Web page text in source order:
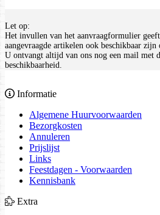
Let op:
Het invullen van het aanvraagformulier
aangevraagde artikelen ook beschikbaar
U ontvangt altijd van ons nog een mail met
beschikbaarheid.
Informatie
Algemene Huurvoorwaarden
Bezorgkosten
Annuleren
Prijslijst
Links
Feestdagen - Voorwaarden
Kennisbank
Extra